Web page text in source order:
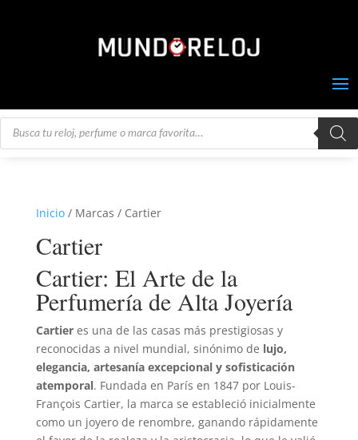
Búsqueda
Inicio/ Marcas / Cartier
Cartier
Cartier: El Arte de la
Perfumería de Alta Joyería
Cartieres una de las casas más prestigiosas y
reconocidas a nivel mundial, sinónimo de lujo,
elegancia, artesanía excepcional y sofisticación
atemporal. Fundada en París en 1847 por Louis-
François Cartier, la marca se estableció inicialmente
como un joyero de renombre, ganando rápidamente